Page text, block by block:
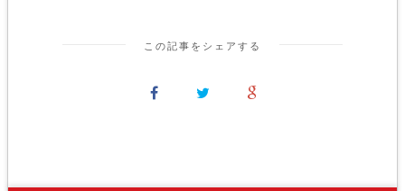
この記事をシェアする